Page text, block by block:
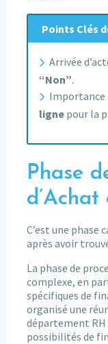
Points Clés
Arrivée
“Non”.
Importance
lignepour la
Phase
d’Achat
C’est une phase
après avoir
La phase de
complexe, en
spécifiques de
organisé une
département RH
possibilités de